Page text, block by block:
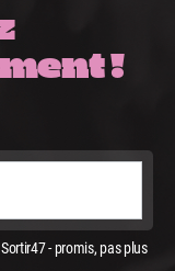
!
- promis, pas plus